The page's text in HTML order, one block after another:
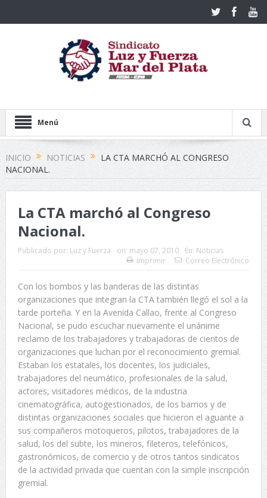
Menú
INICIO NOTICIAS
LA CTA MARCHÓ AL CONGRESO
NACIONAL.
La CTA marchó al Congreso
Nacional.
Publicado por: Luz y Fuerza on: mayo 07, 2010 En: Noticias
Imprimir
Correo Electrónico
Con los bombos y las banderas de las distintas
organizaciones que integran la CTA también llegó el sol a la
tarde porteña. Y en la Avenida Callao, frente al Congreso
Nacional, se pudo escuchar nuevamente el unánime
reclamo de los trabajadores y trabajadoras de cientos de
organizaciones que luchan por el reconocimiento gremial.
Estaban los estatales, los docentes, los judiciales,
trabajadores del neumático, profesionales de la salud,
actores, visitadores médicos, de la industria
cinematográfica, autogestionados, de los barrios y de
distintas organizaciones sociales que hicieron el aguante a
sus compañeros motoqueros, pilotos, trabajadores de la
salud, los del subte, los mineros, fileteros, telefónicos,
gastronómicos, de comercio y de otros tantos sindicatos
de la actividad privada que cuentan con la simple inscripción
gremial.